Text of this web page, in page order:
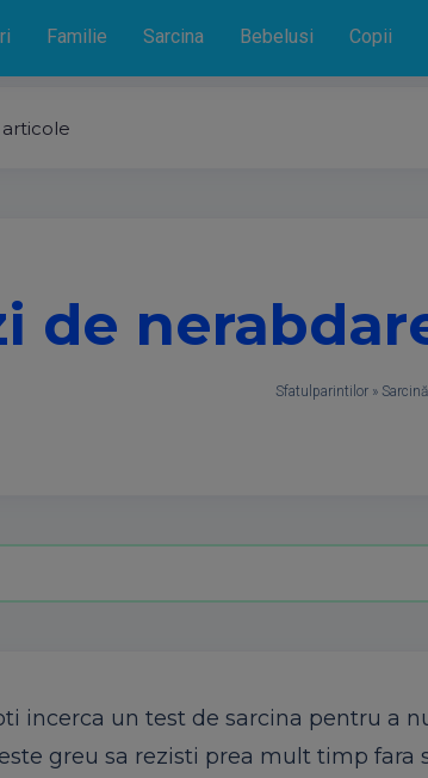
Familie Sarcina Bebelusi Copii
de
Sfatulparintilor » Sarcină
incerca un test de sarcina pentru a
greu sa rezisti prea mult timp fara